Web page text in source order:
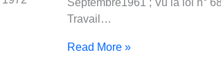
Septembre1961 ; Vu la loi n°
Travail…
Read More »